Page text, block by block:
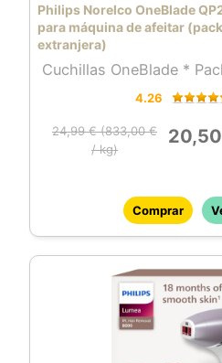
Philips Norelco OneBlade
para máquina de afeitar
extranjera)
Cuchillas OneBlade *
4.26
24,99 € (833,00 €
/ kg)
Comprar